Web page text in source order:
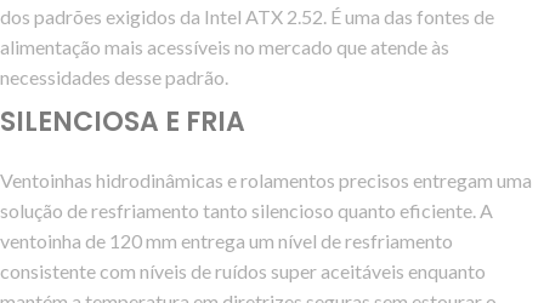
dos padrões exigidos da Intel ATX 2.52. É uma das fontes de
alimentação mais acessíveis no mercado que atende às
necessidades desse padrão.
SILENCIOSA E FRIA
Ventoinhas hidrodinâmicas e rolamentos precisos entregam uma
solução de resfriamento tanto silencioso quanto eficiente. A
ventoinha de 120 mm entrega um nível de resfriamento
consistente com níveis de ruídos super aceitáveis enquanto